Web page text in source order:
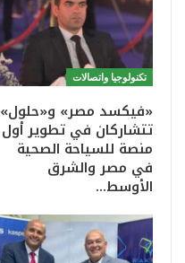
تكنولوجيا واتصالات
«فيكسد مصر» و«حلول»
تتشاركان في تطوير أول
منصة للسياحة الصحية
في مصر والشرق
الأوسط…